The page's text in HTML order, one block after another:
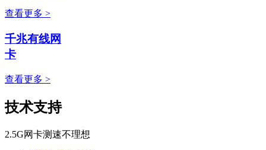
查看更多 >
千兆有线网
卡
查看更多 >
技术支持
2.5G网卡测速不理想